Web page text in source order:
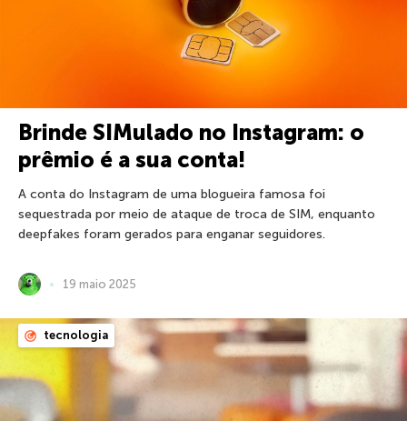
Brinde SIMulado no Instagram: o
prêmio é a sua conta!
A conta do Instagram de uma blogueira famosa foi
sequestrada por meio de ataque de troca de SIM, enquanto
deepfakes foram gerados para enganar seguidores.
19 maio 2025
tecnologia